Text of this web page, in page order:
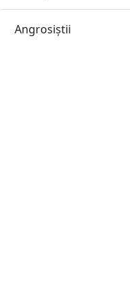
Angrosiştii